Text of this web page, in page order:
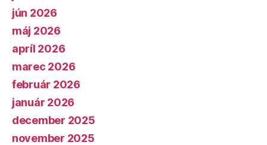
jún 2026
máj 2026
apríl 2026
marec 2026
február 2026
január 2026
december 2025
november 2025